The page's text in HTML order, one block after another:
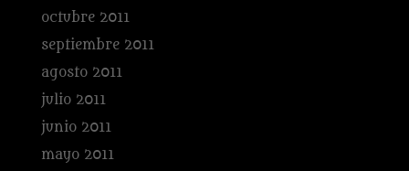
octubre 2011
septiembre 2011
agosto 2011
julio 2011
junio 2011
mayo 2011